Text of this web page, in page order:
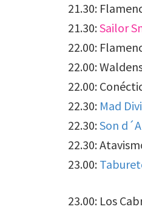
21.30:
21.30:Sailor
22.00:
22.00:
22.00:
22.30: Mad
22.30:Son
22.30:
23.00:
23.00: Los